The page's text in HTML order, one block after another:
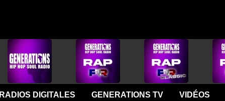
RADIOS DIGITALES GENERATIONS TV VIDÉOS